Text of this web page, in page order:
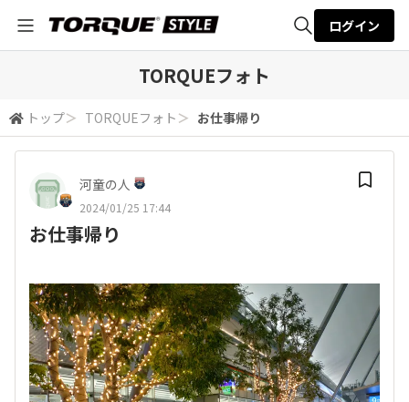
検索
ログイン
TORQUEフォト
トップ＞ TORQUEフォト ＞ お仕事帰り
河童の人
2024/01/25 17:44
お仕事帰り